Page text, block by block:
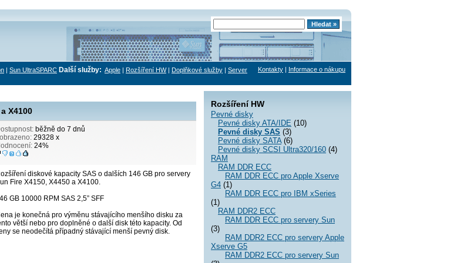
Kontakty | Informace o nákupu
| Sun UltraSPARC Další služby: Apple | Rozšíření HW| Doplňkové služby | Server
Rozšíření HW
Pevné disky
Pevné disky ATA/IDE (10)
Pevné disky SAS (3)
Pevné disky SATA(6)
Pevné disky SCSI Ultra320/160 (4)
RAM
RAM DDR ECC
RAM DDR ECC pro Apple Xserve
G4 (1)
RAM DDR ECC pro IBM xSeries
(1)
RAM DDR2 ECC
RAM DDR ECC pro servery Sun
(3)
RAM DDR2 ECC pro servery Apple
Xserve G5
RAM DDR2 ECC pro servery Sun
X4100
běžně do 7 dnů
29328 x
24%
diskové kapacity SAS o dalších 146 GB pro servery
Fire X4150, X4450 a X4100.
GB 10000 RPM SAS 2,5” SFF
je konečná pro výměnu stávajícího menšího disku za
větší nebo pro doplněné o další disk této kapacity. Od
se neodečítá případný stávající menší pevný disk.